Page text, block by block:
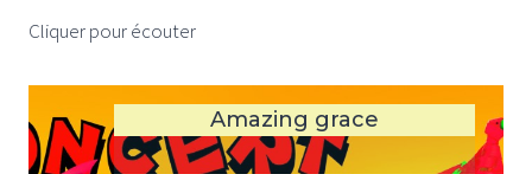
Cliquer pour écouter
Amazing grace